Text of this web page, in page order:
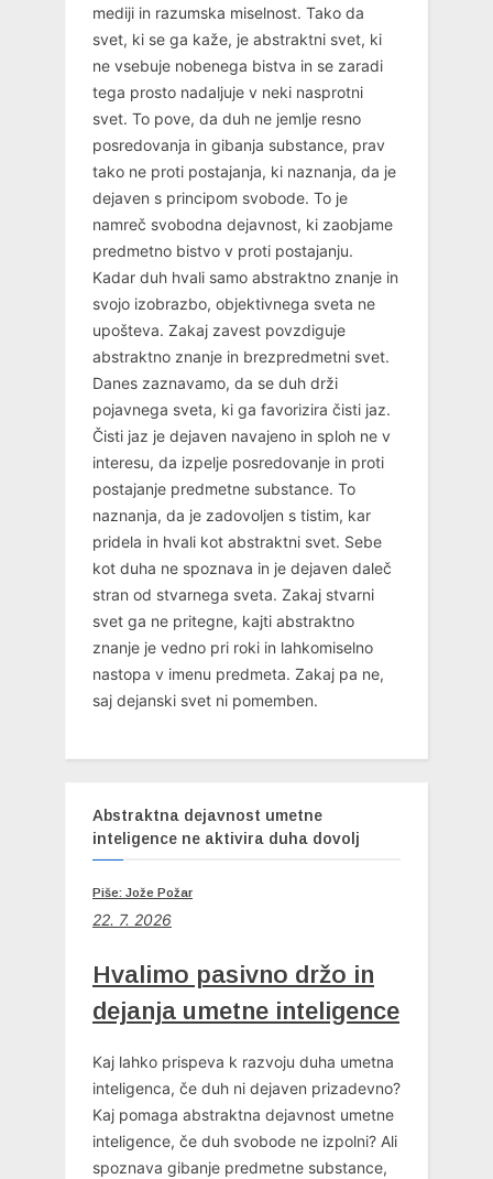
mediji in razumska miselnost. Tako da
svet, ki se ga kaže, je abstraktni svet, ki
ne vsebuje nobenega bistva in se zaradi
tega prosto nadaljuje v neki nasprotni
svet. To pove, da duh ne jemlje resno
posredovanja in gibanja substance, prav
tako ne proti postajanja, ki naznanja, da je
dejaven s principom svobode. To je
namreč svobodna dejavnost, ki zaobjame
predmetno bistvo v proti postajanju.
Kadar duh hvali samo abstraktno znanje in
svojo izobrazbo, objektivnega sveta ne
upošteva. Zakaj zavest povzdiguje
abstraktno znanje in brezpredmetni svet.
Danes zaznavamo, da se duh drži
pojavnega sveta, ki ga favorizira čisti jaz.
Čisti jaz je dejaven navajeno in sploh ne v
interesu, da izpelje posredovanje in proti
postajanje predmetne substance. To
naznanja, da je zadovoljen s tistim, kar
pridela in hvali kot abstraktni svet. Sebe
kot duha ne spoznava in je dejaven daleč
stran od stvarnega sveta. Zakaj stvarni
svet ga ne pritegne, kajti abstraktno
znanje je vedno pri roki in lahkomiselno
nastopa v imenu predmeta. Zakaj pa ne,
saj dejanski svet ni pomemben.
Abstraktna dejavnost umetne
inteligence ne aktivira duha dovolj
Piše: Jože Požar
22. 7. 2026
Hvalimo pasivno držo in
dejanja umetne inteligence
Kaj lahko prispeva k razvoju duha umetna
inteligenca, če duh ni dejaven prizadevno?
Kaj pomaga abstraktna dejavnost umetne
inteligence, če duh svobode ne izpolni? Ali
spoznava gibanje predmetne substance,